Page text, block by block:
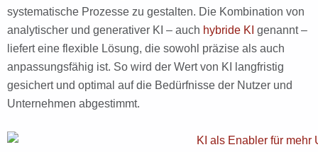
systematische Prozesse zu gestalten. Die Kombination von
analytischer und generativer KI – auch hybride KI genannt –
liefert eine flexible Lösung, die sowohl präzise als auch
anpassungsfähig ist. So wird der Wert von KI langfristig
gesichert und optimal auf die Bedürfnisse der Nutzer und
Unternehmen abgestimmt.